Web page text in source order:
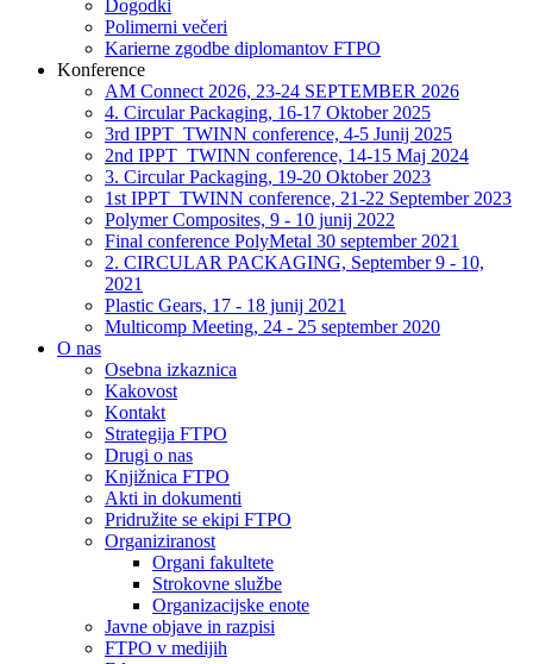
Dogodki
Polimerni večeri
Karierne zgodbe diplomantov FTPO
Konference
AM Connect 2026, 23-24 SEPTEMBER 2026
4. Circular Packaging, 16-17 Oktober 2025
3rd IPPT_TWINN conference, 4-5 Junij 2025
2nd IPPT_TWINN conference, 14-15 Maj 2024
3. Circular Packaging, 19-20 Oktober 2023
1st IPPT_TWINN conference, 21-22 September 2023
Polymer Composites, 9 - 10 junij 2022
Final conference PolyMetal 30 september 2021
2. CIRCULAR PACKAGING, September 9 - 10,
2021
Plastic Gears, 17 - 18 junij 2021
Multicomp Meeting, 24 - 25 september 2020
O nas
Osebna izkaznica
Kakovost
Kontakt
Strategija FTPO
Drugi o nas
Knjižnica FTPO
Akti in dokumenti
Pridružite se ekipi FTPO
Organiziranost
Organi fakultete
Strokovne službe
Organizacijske enote
Javne objave in razpisi
FTPO v medijih